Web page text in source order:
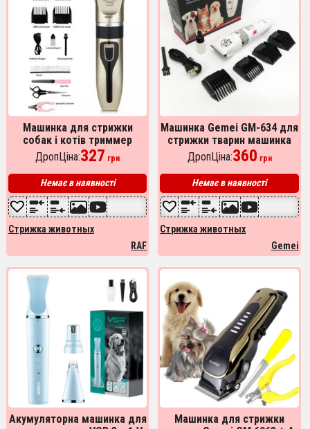
Машинка для стрижки
собак і котів триммер
машинки для грумінгу RAF
R.436 набір для стрижки
тварин
ДропЦіна:327 грн
Немає в наявності
Стрижка животных
RAF
Машинка Gemei GM-634 для
стрижки тварин машинка
для грумінгу
ДропЦіна:360 грн
Немає в наявності
Стрижка животных
Gemei
Акумуляторна машинка для
Машинка для стрижки